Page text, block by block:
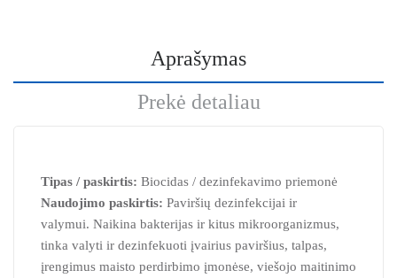
Aprašymas
Prekė detaliau
Tipas / paskirtis: Biocidas / dezinfekavimo priemonė
Naudojimo paskirtis: Paviršių dezinfekcijai ir
valymui. Naikina bakterijas ir kitus mikroorganizmus,
tinka valyti ir dezinfekuoti įvairius paviršius, talpas,
įrengimus maisto perdirbimo įmonėse, viešojo maitinimo